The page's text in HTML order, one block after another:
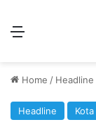
Menu
Home / Headline
Headline Kota